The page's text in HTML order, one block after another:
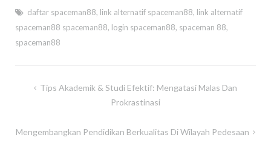
daftar spaceman88, link alternatif spaceman88, link alternatif
spaceman88 spaceman88, login spaceman88, spaceman 88,
spaceman88
PostTips Akademik & Studi Efektif: Mengatasi Malas Dan
Prokrastinasi
Mengembangkan Pendidikan Berkualitas Di Wilayah Pedesaan